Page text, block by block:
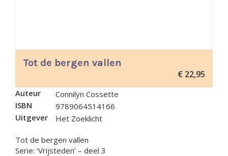
Tot de bergen vallen
€ 22,95
Auteur
Connilyn Cossette
ISBN
9789064514166
Uitgever
Het Zoeklicht
Tot de bergen vallen
Serie: ‘Vrijsteden’ – deel 3